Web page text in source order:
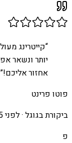
“קייטרינג
יותר ונשאר
אחזור אליכם!”
פוטו פרינט
ביקורת בגוגל ·לפני 5 חודשים
פ